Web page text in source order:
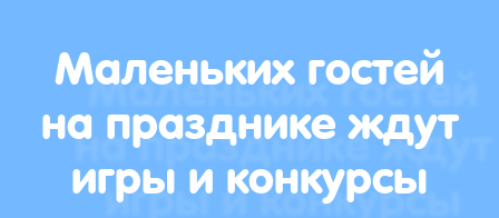
Маленьких гостей
на празднике ждут
игры и конкурсы